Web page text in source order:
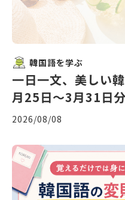
韓国語を学ぶ
一日一文、美しい
月25日〜3月31日
2026/08/08